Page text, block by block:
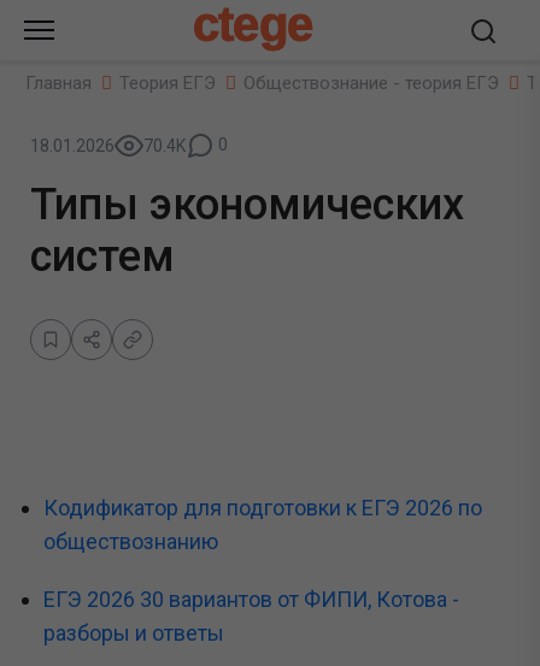
ctege
Главная Теория ЕГЭ Обществознание - теория ЕГЭ
18.01.2026 70.4K 0
Типы экономических
систем
Кодификатор для подготовки к ЕГЭ 2026 по
обществознанию
ЕГЭ 2026 30 вариантов от ФИПИ, Котова -
разборы и ответы